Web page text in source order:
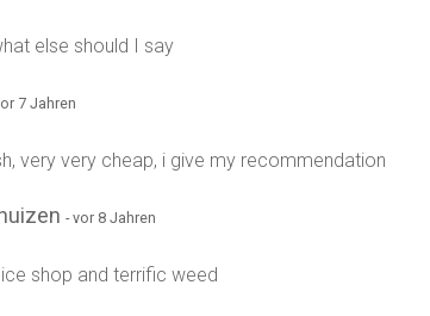
else should I say
7 Jahren
very very cheap, i give my recommendation
- vor 8 Jahren
shop and terrific weed